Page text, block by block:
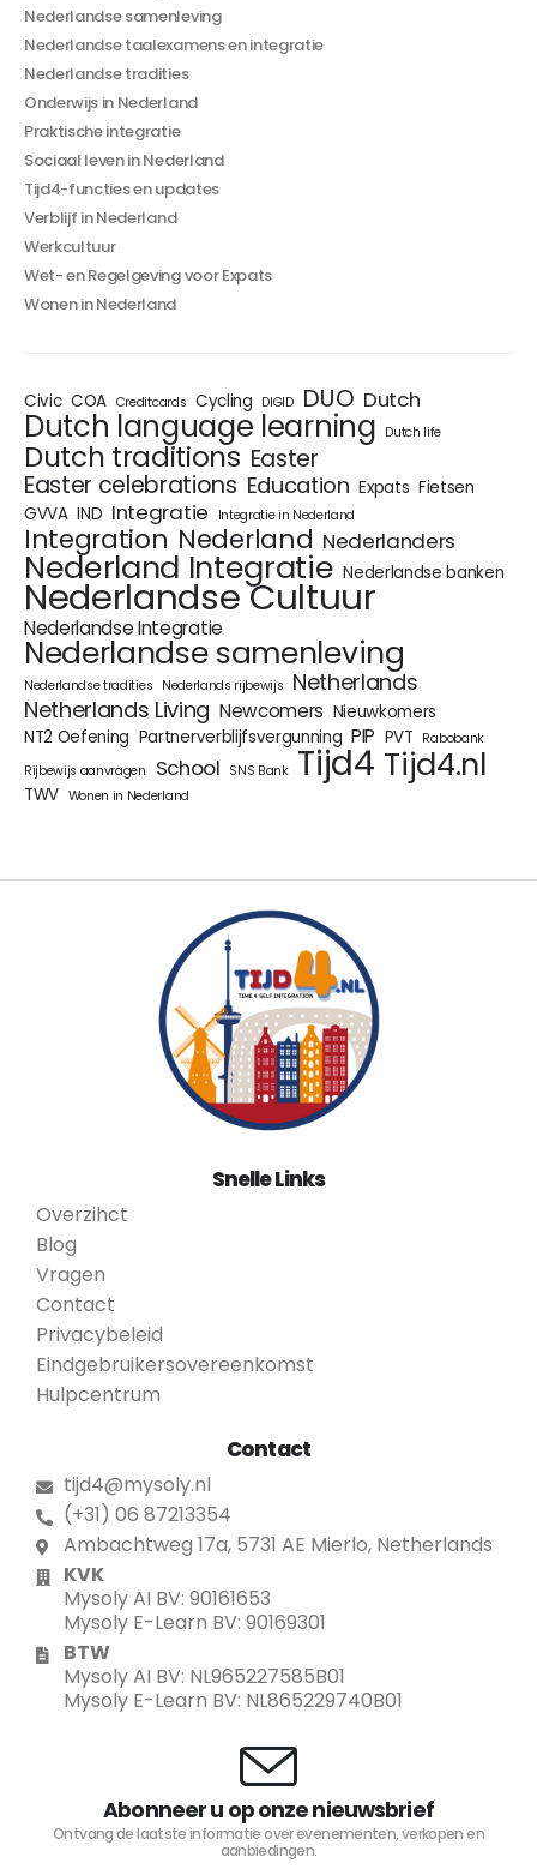
Nederlandse samenleving
Nederlandse taalexamens en integratie
Nederlandse tradities
Onderwijs in Nederland
Praktische integratie
Sociaal leven in Nederland
Tijd4-functies en updates
Verblijf in Nederland
Werkcultuur
Wet- en Regelgeving voor Expats
Wonen in Nederland
Civic COA Creditcards Cycling DIGID DUO Dutch
Dutch language learning Dutch life
Dutch traditions Easter
Easter celebrations Education Expats Fietsen
GVVA IND Integratie Integratie in Nederland
Integration Nederland Nederlanders
Nederland Integratie Nederlandse banken
Nederlandse Cultuur
Nederlandse Integratie
Nederlandse samenleving
Nederlandse tradities Nederlands rijbewijs Netherlands
Netherlands Living Newcomers Nieuwkomers
NT2 Oefening Partnerverblijfsvergunning PIP PVT Rabobank
Rijbewijs aanvragen
School SNS Bank Tijd4 Tijd4.nl
TWV Wonen in Nederland
Snelle Links
Overzihct
Blog
Vragen
Contact
Privacybeleid
Eindgebruikersovereenkomst
Hulpcentrum
Contact
tijd4@mysoly.nl
(+31) 06 87213354
Ambachtweg 17a, 5731 AE Mierlo, Netherlands
KVK
Mysoly AI BV: 90161653
Mysoly E-Learn BV: 90169301
BTW
Mysoly AI BV: NL965227585B01
Mysoly E-Learn BV: NL865229740B01
Abonneer u op onze nieuwsbrief
Ontvang de laatste informatie over evenementen, verkopen en
aanbiedingen.